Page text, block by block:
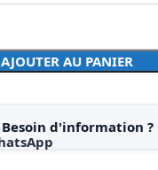
AJOUTER AU PANIER
Besoin d'information ?